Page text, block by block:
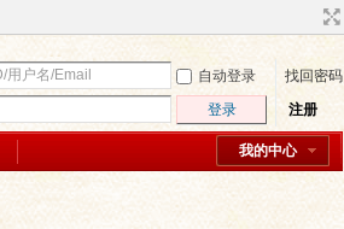
自动登录
找回密码
登录 注册
我的中心